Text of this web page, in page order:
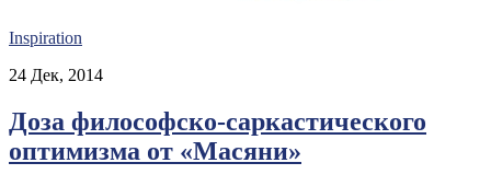
Inspiration
24 Дек, 2014
Доза философско-саркастического
оптимизма от «Масяни»